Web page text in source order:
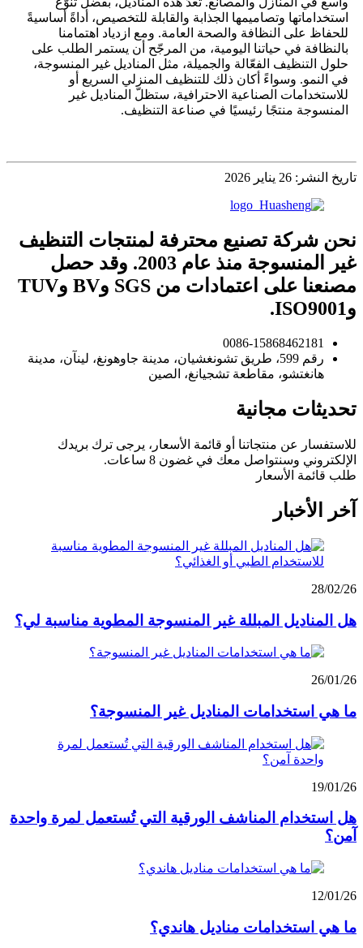
استخداماتها وتصاميمها الجذابة والقابلة للتخصيص، أداةً أساسيةً
للحفاظ على النظافة والصحة العامة. ومع ازدياد اهتمامنا
بالنظافة في حياتنا اليومية، من المرجّح أن يستمر الطلب على
حلول التنظيف الفعّالة والجميلة، مثل المناديل غير المنسوجة،
في النمو. وسواءً أكان ذلك للتنظيف المنزلي السريع أو
للاستخدامات الصناعية الاحترافية، ستظلّ المناديل غير
المنسوجة منتجًا رئيسيًا في صناعة التنظيف.
تاريخ النشر: 26 يناير 2026
نحن شركة تصنيع محترفة لمنتجات التنظيف
غير المنسوجة منذ عام 2003. وقد حصل
مصنعنا على اعتمادات من SGS وBV وTUV
وISO9001.
0086-15868462181
رقم 599، طريق تشونغشيان، مدينة جاوهونغ، لينآن، مدينة
هانغتشو، مقاطعة تشجيانغ، الصين
تحديثات مجانية
للاستفسار عن منتجاتنا أو قائمة الأسعار، يرجى ترك بريدك
الإلكتروني وسنتواصل معك في غضون 8 ساعات.
طلب قائمة الأسعار
آخر الأخبار
28/02/26
هل المناديل المبللة غير المنسوجة المطوية مناسبة لي؟
26/01/26
ما هي استخدامات المناديل غير المنسوجة؟
19/01/26
هل استخدام المناشف الورقية التي تُستعمل لمرة واحدة
آمن؟
12/01/26
ما هي استخدامات مناديل هاندي؟